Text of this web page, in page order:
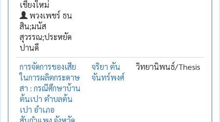
เชียงใหม่
พวงเพชร์ ธน
สิน;มนัส
สุวรรณ;ประหยัด
ปานดี
การจัดการของเสีย
ในการผลิตกระดาษ
สา : กรณีศึกษาบ้าน
ต้นเปา ตำบลต้น
เปา อำเภอ
จริยา ตัน
จันทร์พงศ์
วิทยานิพนธ์/Thesis